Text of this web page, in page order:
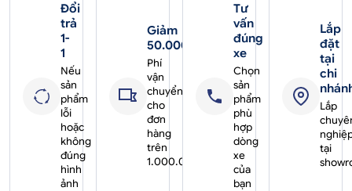
Đổi
trả
1-
1
Nếu
sản
phẩm
lỗi
hoặc
không
đúng
hình
ảnh
Giảm
50.000₫
Phí
vận
chuyển
cho
đơn
hàng
trên
1.000.000₫
Tư
vấn
đúng
xe
Chọn
sản
phẩm
phù
hợp
dòng
xe
của
bạn
Lắp
đặt
tại
chi
Lắp
tại